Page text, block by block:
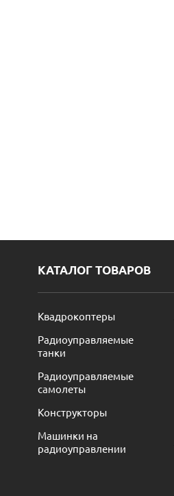
КАТАЛОГ ТОВАРОВ
Квадрокоптеры
Радиоуправляемые
танки
Радиоуправляемые
самолеты
Конструкторы
Машинки на
радиоуправлении